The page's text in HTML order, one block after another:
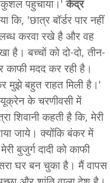
पहुंचाया।'केंद्र
कि, 'छात्र बॉर्डर पार नहीं
करवा रखे है और वह
है। बच्‍चों को दो-दो, तीन-
काफी मदद कर रही है।
मुझे बहुत राहत मिली है।'
यूक्रेन के चरणीवसी में
शिवानी कहती है कि, मेरी
जाये। क्‍योंकि बंकर में
बुजुर्ग दादी को काफी
घर बन चुका है। मैं वापस